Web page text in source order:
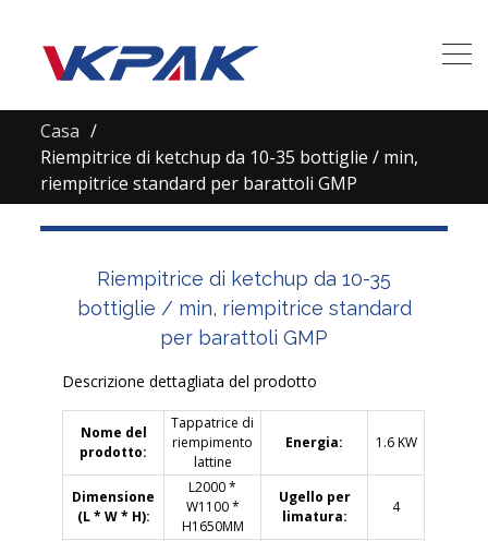
Casa
Riempitrice di ketchup da 10-35 bottiglie / min,
riempitrice standard per barattoli GMP
Riempitrice di ketchup da 10-35
bottiglie / min, riempitrice standard
per barattoli GMP
Descrizione dettagliata del prodotto
Nome del
prodotto:
Tappatrice di
riempimento
lattine
Energia: 1.6 KW
Dimensione
(L * W * H):
L2000 *
W1100 *
H1650MM
Ugello per
limatura:
4